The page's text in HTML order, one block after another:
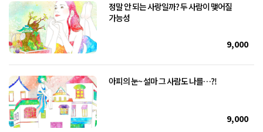
정말 안 되는 사랑일까? 두 사람이 맺어질
가능성
9,000
아피의 눈~ 설마 그 사람도 나를…?!
9,000